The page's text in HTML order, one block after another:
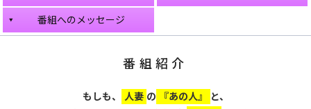
番組へのメッセージ
番組紹介
もしも、 人妻 の 『あの人』
と、